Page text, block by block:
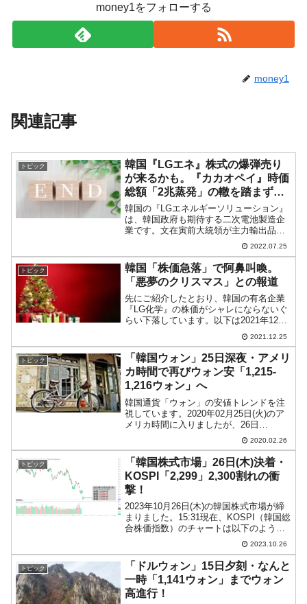
money1をフォローする
money1
関連記事
トピック
韓国『LGエネ』株式の爆弾売り
が来るかも。『カカオペイ』時価
総額「2兆蒸発」の轍を踏まずに
済むか
韓国の『LGエネルギーソリューション』
は、韓国政府も期待する二次電池製造企
業です。文在寅前大統領が主力輸出品と
して期待した「K-バッテリー」を支える3
社のうちの1社です。もともと『LG化
学』の一事業部でしたが、同社の完全子
会社として分社化、...
2022.07.25
トピック
韓国「株価急落」で阿鼻叫喚。
「悪夢のクリスマス」との報道
先にご紹介したとおり、韓国の有名企業
『LG化学』の株価がシャレにならないぐ
らい下落しています。以下は2021年12月
24日の市場が終わった時点でのチャート
ですが、先の記事よりもさらに下にいき
ました（チャートは『Investing.com』
よ...
2021.12.25
トピック
「韓国ウォン」25日深夜・アメリ
カ時間で再びウォン安「1,215-
1,216ウォン」へ
韓国通貨「ウォン」の安値トレンドを注
視しています。2020年02月25日(火)のア
メリカ時間に入りましたが、26日
(水)00：55現在（日本時間）ドルウォン
チャートは以下のようになっています
（チャートは『Investing.com』より引
用...
2020.02.26
トピック
「韓国株式市場」26日(木)決着・
KOSPI「2,299」2,300割れの衝
撃！
2023年10月26日(木)の韓国株式市場が締
まりました。15:31現在、KOSPI（韓国総
合株価指数）のチャートは以下のように
『Investing.com』より引用）。「うわー
っ！」という結果になりました。2,30...
2023.10.26
トピック
「ドルウォン」15日夕刻・なんと
一時「1,141ウォン」までウォン
高進行！